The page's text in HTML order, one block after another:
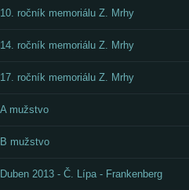
10. ročník memoriálu Z. Mrhy
14. ročník memoriálu Z. Mrhy
17. ročník memoriálu Z. Mrhy
A mužstvo
B mužstvo
Duben 2013 - Č. Lípa - Frankenberg